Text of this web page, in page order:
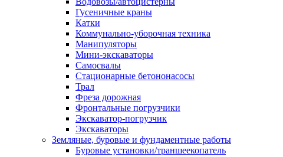
Гусеничные краны
Катки
Коммунально-уборочная техника
Манипуляторы
Мини-экскаваторы
Самосвалы
Стационарные бетононасосы
Трал
Фреза дорожная
Фронтальные погрузчики
Экскаватор-погрузчик
Экскаваторы
Земляные, буровые и фундаментные работы
Буровые установки/траншеекопатель